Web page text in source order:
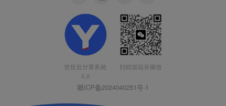
优优云分享系统
5.0
扫码加站长微信
赣ICP备2024040251号-1